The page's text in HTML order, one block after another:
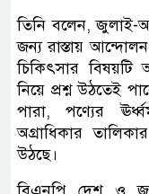
তিনি বলেন, জুলাই-
জন্য রাস্তায়
চিকিৎসার বিষয়টি
নিয়ে প্রশ্ন উঠতেই
পারা, পণ্যের
অগ্রাধিকার
উঠছে।